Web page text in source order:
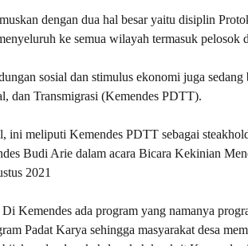
dengan dua hal besar yaitu disiplin
ke semua wilayah termasuk pelosok
sosial dan stimulus ekonomi juga
dan Transmigrasi (Kemendes PDTT).
ini meliputi Kemendes PDTT sebagai
Budi Arie dalam acara Bicara Kekinian
2021
Kemendes ada program yang namanya
Padat Karya sehingga masyarakat desa